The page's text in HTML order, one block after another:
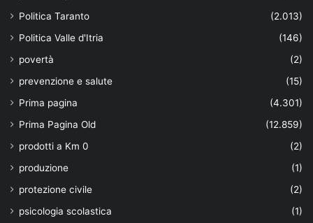
Politica Taranto
(2.013)
Politica Valle d'Itria
(146)
povertà
(2)
prevenzione e salute
(15)
Prima pagina
(4.301)
Prima Pagina Old
(12.859)
prodotti a Km 0
(2)
produzione
(1)
protezione civile
(2)
psicologia scolastica
(1)